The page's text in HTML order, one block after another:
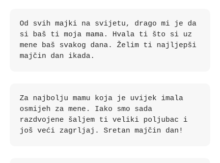
Od svih majki na svijetu, drago mi je da
si baš ti moja mama. Hvala ti što si uz
mene baš svakog dana. Želim ti najljepši
majčin dan ikada.
Za najbolju mamu koja je uvijek imala
osmijeh za mene. Iako smo sada
razdvojene šaljem ti veliki poljubac i
još veći zagrljaj. Sretan majčin dan!